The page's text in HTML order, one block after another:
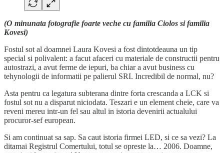
(O minunata fotografie foarte veche cu familia Ciolos si familia
Kovesi)
Fostul sot al doamnei Laura Kovesi a fost dintotdeauna un tip
special si polivalent: a facut afaceri cu materiale de constructii pentru
autostrazi, a avut ferme de iepuri, ba chiar a avut business cu
tehynologii de informatii pe palierul SRI. Incredibil de normal, nu?
Asta pentru ca legatura subterana dintre forta crescanda a LCK si
fostul sot nu a disparut niciodata. Teszari e un element cheie, care va
reveni mereu intr-un fel sau altul in istoria devenirii actualului
procuror-sef european.
Si am continuat sa sap. Sa caut istoria firmei LED, si ce sa vezi? La
ditamai Registrul Comertului, totul se opreste la… 2006. Doamne,